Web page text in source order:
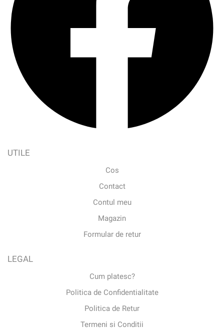
UTILE
Cos
Contact
Contul meu
Magazin
Formular de retur
LEGAL
Cum platesc?
Politica de Confidentialitate
Politica de Retur
Termeni si Conditii